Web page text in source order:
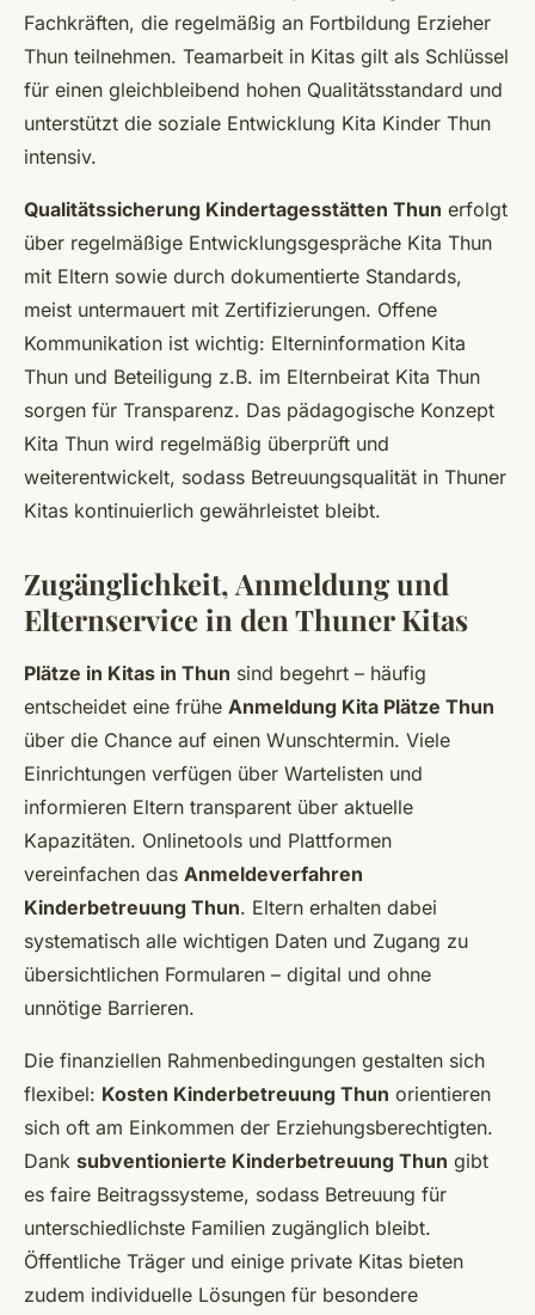
Fachkräften, die regelmäßig an Fortbildung Erzieher
Thun teilnehmen. Teamarbeit in Kitas gilt als Schlüssel
für einen gleichbleibend hohen Qualitätsstandard und
unterstützt die soziale Entwicklung Kita Kinder Thun
intensiv.
Qualitätssicherung Kindertagesstätten Thun erfolgt
über regelmäßige Entwicklungsgespräche Kita Thun
mit Eltern sowie durch dokumentierte Standards,
meist untermauert mit Zertifizierungen. Offene
Kommunikation ist wichtig: Elterninformation Kita
Thun und Beteiligung z.B. im Elternbeirat Kita Thun
sorgen für Transparenz. Das pädagogische Konzept
Kita Thun wird regelmäßig überprüft und
weiterentwickelt, sodass Betreuungsqualität in Thuner
Kitas kontinuierlich gewährleistet bleibt.
Zugänglichkeit, Anmeldung und
Elternservice in den Thuner Kitas
Plätze in Kitas in Thun sind begehrt – häufig
entscheidet eine frühe Anmeldung Kita Plätze Thun
über die Chance auf einen Wunschtermin. Viele
Einrichtungen verfügen über Wartelisten und
informieren Eltern transparent über aktuelle
Kapazitäten. Onlinetools und Plattformen
vereinfachen das Anmeldeverfahren
Kinderbetreuung Thun. Eltern erhalten dabei
systematisch alle wichtigen Daten und Zugang zu
übersichtlichen Formularen – digital und ohne
unnötige Barrieren.
Die finanziellen Rahmenbedingungen gestalten sich
flexibel: Kosten Kinderbetreuung Thun orientieren
sich oft am Einkommen der Erziehungsberechtigten.
Dank subventionierte Kinderbetreuung Thun gibt
es faire Beitragssysteme, sodass Betreuung für
unterschiedlichste Familien zugänglich bleibt.
Öffentliche Träger und einige private Kitas bieten
zudem individuelle Lösungen für besondere